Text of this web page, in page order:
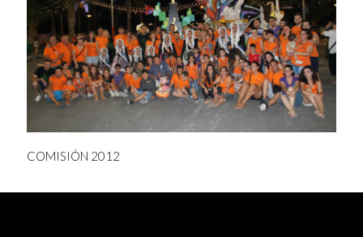
COMISIÓN 2012